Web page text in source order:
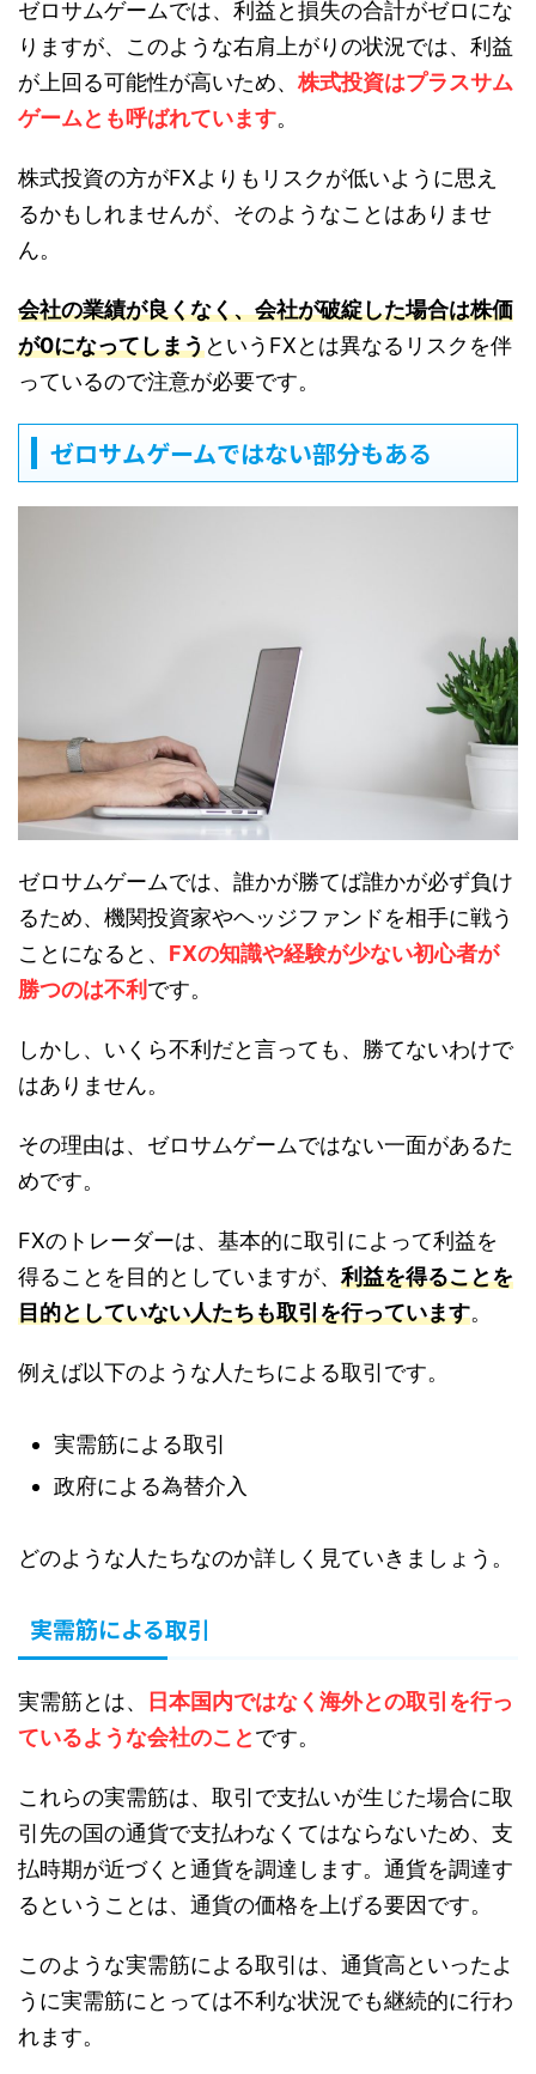
ゼロサムゲームでは、利益と損失の合計がゼロにな
りますが、このような右肩上がりの状況では、利益
が上回る可能性が高いため、株式投資はプラスサム
ゲームとも呼ばれています。
株式投資の方がFXよりもリスクが低いように思え
るかもしれませんが、そのようなことはありませ
ん。
会社の業績が良くなく、会社が破綻した場合は株価
が0になってしまうというFXとは異なるリスクを伴
っているので注意が必要です。
ゼロサムゲームではない部分もある
ゼロサムゲームでは、誰かが勝てば誰かが必ず負け
るため、機関投資家やヘッジファンドを相手に戦う
ことになると、 FXの知識や経験が少ない初心者が
勝つのは不利 です。
しかし、いくら不利だと言っても、勝てないわけで
はありません。
その理由は、ゼロサムゲームではない一面があるた
めです。
FXのトレーダーは、基本的に取引によって利益を
得ることを目的としていますが、利益を得ることを
目的としていない人たちも取引を行っています。
例えば以下のような人たちによる取引です。
実需筋による取引
政府による為替介入
どのような人たちなのか詳しく見ていきましょう。
実需筋による取引
実需筋とは、
日本国内ではなく海外との取引を行っ
ているような会社のことです。
これらの実需筋は、取引で支払いが生じた場合に取
引先の国の通貨で支払わなくてはならないため、支
払時期が近づくと通貨を調達します。通貨を調達す
るということは、通貨の価格を上げる要因です。
このような実需筋による取引は、通貨高といったよ
うに実需筋にとっては不利な状況でも継続的に行わ
れます。